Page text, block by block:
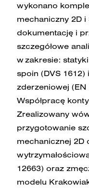
wykonano
mechaniczny 2D
dokumentację i
szczegółowe
w zakresie:
spoin (DVS 1612)
zderzeniowej (EN
Współpracę
Zrealizowany
przygotowanie
mechanicznej 2D
12663) oraz
modelu